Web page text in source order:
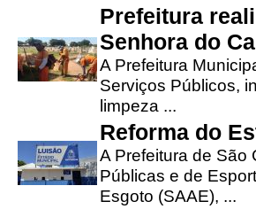
Prefeitura
Senhora do
A Prefeitura
Serviços Públicos,
limpeza ...
Reforma do
A Prefeitura de São
Públicas e de
Esgoto (SAAE), ...